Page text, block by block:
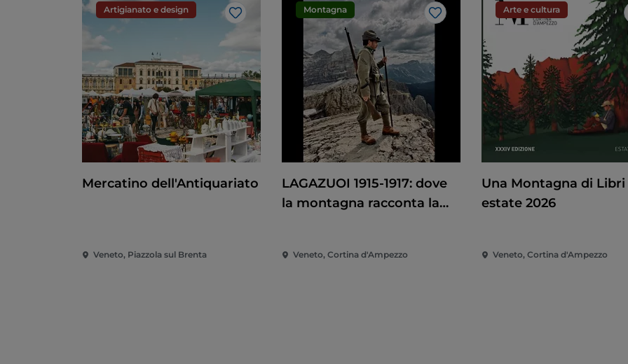
Artigianato e design
Like
Mercatino dell'Antiquariato
Veneto, Piazzola sul Brenta
Montagna
Like
LAGAZUOI 1915-1917: dove
la montagna racconta la
Veneto, Cortina d'Ampezzo
Arte e cultura
Una Montagna di Libri
estate 2026
Veneto, Cortina d'Ampezzo